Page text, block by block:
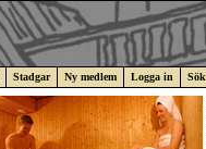
Stadgar Ny medlem Logga in Sök